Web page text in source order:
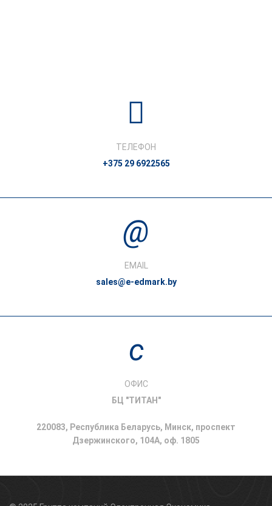
ТЕЛЕФОН
+375 29 6922565
EMAIL
sales@e-edmark.by
ОФИС
БЦ "ТИТАН"
220083, Республика Беларусь, Минск, проспект
Дзержинского, 104A, оф. 1805